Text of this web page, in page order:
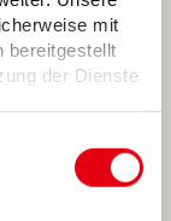
mit
bereitgestellt
der Dienste
das Risiko des